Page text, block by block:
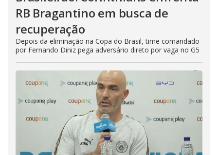
RB Bragantino em busca de
recuperação
Depois da eliminação na Copa do Brasil, time comandado
por Fernando Diniz pega adversário direto por vaga no G5